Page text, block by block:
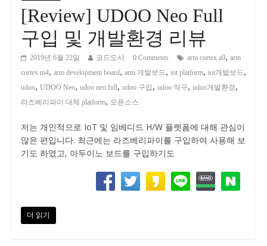
[Review] UDOO Neo Full
구입 및 개발환경 리뷰
2019년 6월 22일 코드도사 0 Comments arm cortex a9, arm
cortex m4, arm development board, arm 개발보드, iot platform, iot개발보드,
udoo, UDOO Neo, udoo neo full, udoo 구입 , udoo 직구, udoo개발환경 ,
라즈베리파이 대체 platform, 오픈소스
저는 개인적으로 IoT 및 임베디드 H/W 플렛폼에 대해 관심이
많은 편입니다. 최근에는 라즈베리파이를 구입하여 사용해 보
기도 하였고, 아두이노 보드를 구입하기도
더 읽기